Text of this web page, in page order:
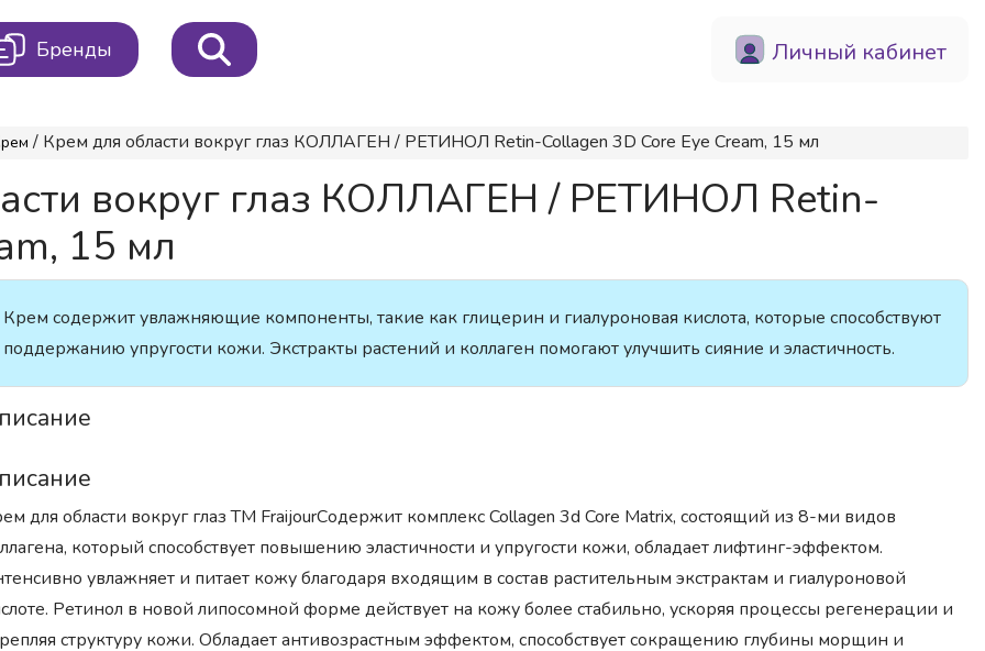
Бренды Личный кабинет
/ Крем для области вокруг глаз КОЛЛАГЕН / РЕТИНОЛ Retin-Collagen 3D Core Eye Cream, 15 мл
вокруг глаз КОЛЛАГЕН / РЕТИНОЛ Retin-
15 мл
Крем содержит увлажняющие компоненты, такие как глицерин и гиалуроновая кислота, которые способствуют
поддержанию упругости кожи. Экстракты растений и коллаген помогают улучшить сияние и эластичность.
для области вокруг глаз ТМ FraijourСодержит комплекс Collagen 3d Core Matrix, состоящий из 8-ми видов
который способствует повышению эластичности и упругости кожи, обладает лифтинг-эффектом.
увлажняет и питает кожу благодаря входящим в состав растительным экстрактам и гиалуроновой
Ретинол в новой липосомной форме действует на кожу более стабильно, ускоряя процессы регенерации и
структуру кожи. Обладает антивозрастным эффектом, способствует сокращению глубины морщин и